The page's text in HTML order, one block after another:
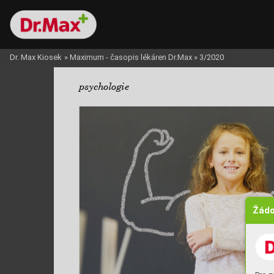
psychologie
Dr. Max Kiosek » Maximum - časopis lékáren Dr.Max » 3/2020